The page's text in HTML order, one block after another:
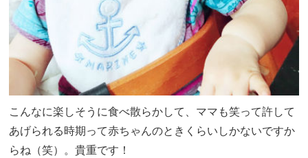
こんなに楽しそうに食べ散らかして、ママも笑って許して
あげられる時期って赤ちゃんのときくらいしかないですか
らね（笑）。貴重です！